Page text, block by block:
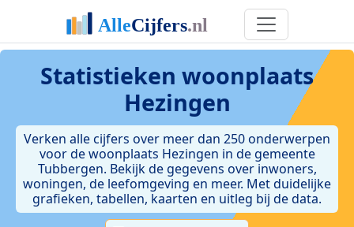
Statistieken woonplaats
Hezingen
Verken alle cijfers over meer dan 250 onderwerpen
voor de woonplaats Hezingen in de gemeente
Tubbergen. Bekijk de gegevens over inwoners,
woningen, de leefomgeving en meer. Met duidelijke
grafieken, tabellen, kaarten en uitleg bij de data.